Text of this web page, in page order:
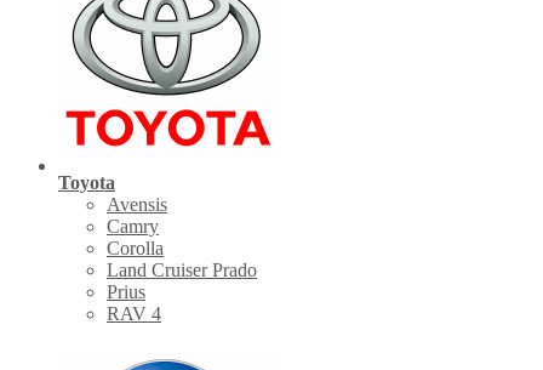
Toyota
Avensis
Camry
Corolla
Land Cruiser Prado
Prius
RAV 4